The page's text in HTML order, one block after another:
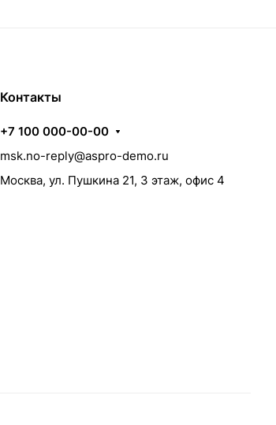
Контакты
+7 100 000-00-00
msk.no-reply@aspro-demo.ru
Москва, ул. Пушкина 21, 3 этаж, офис 4